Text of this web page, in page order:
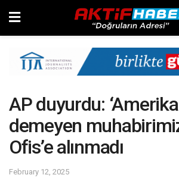
AP duyurdu:
demeyen
Ofis’e alınmadı
February 12, 2025